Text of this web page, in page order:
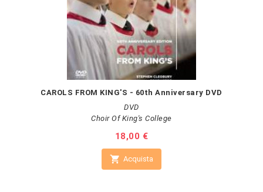
CAROLS FROM KING'S - 60th Anniversary DVD
DVD
Choir Of King's College
Prezzo
18,00 €
 Acquista